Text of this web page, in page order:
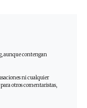
aunque contengan
ni cualquier
otros comentaristas,